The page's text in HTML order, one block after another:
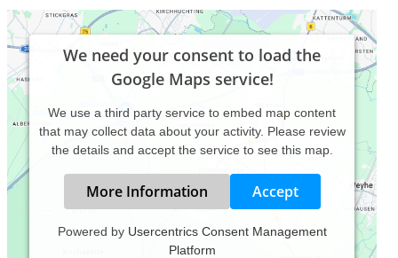
We need your consent to load the
Google Maps service!
We use a third party service to embed map content
that may collect data about your activity. Please review
the details and accept the service to see this map.
More Information Accept
Powered by Usercentrics Consent Management
Platform